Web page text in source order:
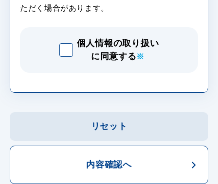
ただく場合があります。
個人情報の取り扱い
に同意する※
リセット
内容確認へ